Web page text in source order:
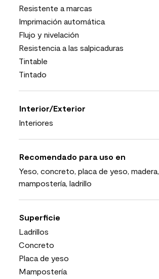
Resistente a marcas
Imprimación automática
Flujo y nivelación
Resistencia a las salpicaduras
Tintable
Tintado
Interior/Exterior
Interiores
Recomendado para uso en
Yeso, concreto, placa de yeso, madera,
mampostería, ladrillo
Superficie
Ladrillos
Concreto
Placa de yeso
Mampostería